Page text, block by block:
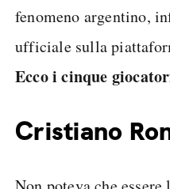
fenomeno argentino,
ufficiale sulla
Ecco i cinque
Cristiano